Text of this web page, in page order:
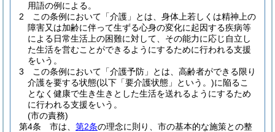
用語の例による。
2
この条例において「介護」とは、身体上若しくは精神上の
障害又は加齢に伴って生ずる心身の変化に起因する疾病等
による日常生活上の困難に対して、その能力に応じ自立し
た生活を営むことができるようにするために行われる支援
をいう。
3
この条例において「介護予防」とは、高齢者ができる限り
介護を要する状態(以下「要介護状態」という。)に陥るこ
となく健康で生き生きとした生活を送れるようにするため
に行われる支援をいう。
(市の責務)
第4条
市は、 第2条の理念に則り、市の基本的な施策との整